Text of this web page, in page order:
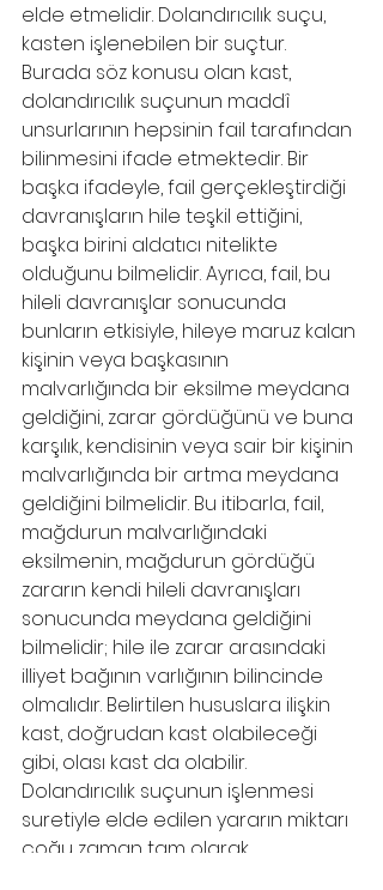
elde etmelidir. Dolandırıcılık suçu,
kasten işlenebilen bir suçtur.
Burada söz konusu olan kast,
dolandırıcılık suçunun maddî
unsurlarının hepsinin fail tarafından
bilinmesini ifade etmektedir. Bir
başka ifadeyle, fail gerçekleştirdiği
davranışların hile teşkil ettiğini,
başka birini aldatıcı nitelikte
olduğunu bilmelidir. Ayrıca, fail, bu
hileli davranışlar sonucunda
bunların etkisiyle, hileye maruz kalan
kişinin veya başkasının
malvarlığında bir eksilme meydana
geldiğini, zarar gördüğünü ve buna
karşılık, kendisinin veya sair bir kişinin
malvarlığında bir artma meydana
geldiğini bilmelidir. Bu itibarla, fail,
mağdurun malvarlığındaki
eksilmenin, mağdurun gördüğü
zararın kendi hileli davranışları
sonucunda meydana geldiğini
bilmelidir; hile ile zarar arasındaki
illiyet bağının varlığının bilincinde
olmalıdır. Belirtilen hususlara ilişkin
kast, doğrudan kast olabileceği
gibi, olası kast da olabilir.
Dolandırıcılık suçunun işlenmesi
suretiyle elde edilen yararın miktarı
çoğu zaman tam olarak